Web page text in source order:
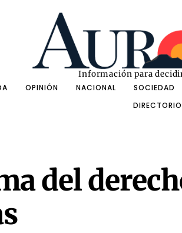
Información para
OPINIÓN NACIONAL SOCIEDAD
DIRECTORIO
del